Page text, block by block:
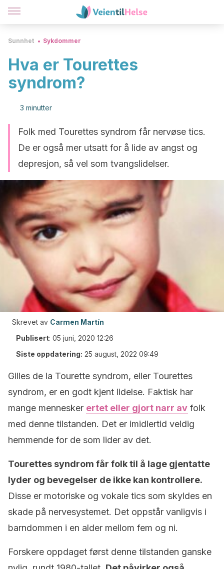
Sunnhet Sykdommer
Hva er Tourettes
syndrom?
3 minutter
Folk med Tourettes syndrom får nervøse tics.
De er også mer utsatt for å lide av angst og
depresjon, så vel som tvangslidelser.
Skrevet av Carmen Martín
Publisert: 05 juni, 2020 12:26
Siste oppdatering: 25 august, 2022 09:49
Gilles de la Tourette syndrom, eller Tourettes
syndrom, er en godt kjent lidelse. Faktisk har
mange mennesker ertet eller gjort narr av folk
med denne tilstanden. Det er imidlertid veldig
hemmende for de som lider av det.
Tourettes syndrom får folk til å lage gjentatte
lyder og bevegelser de ikke kan kontrollere.
Disse er motoriske og vokale tics som skyldes en
skade på nervesystemet. Det oppstår vanligvis i
barndommen i en alder mellom fem og ni.
Forskere oppdaget først denne tilstanden ganske